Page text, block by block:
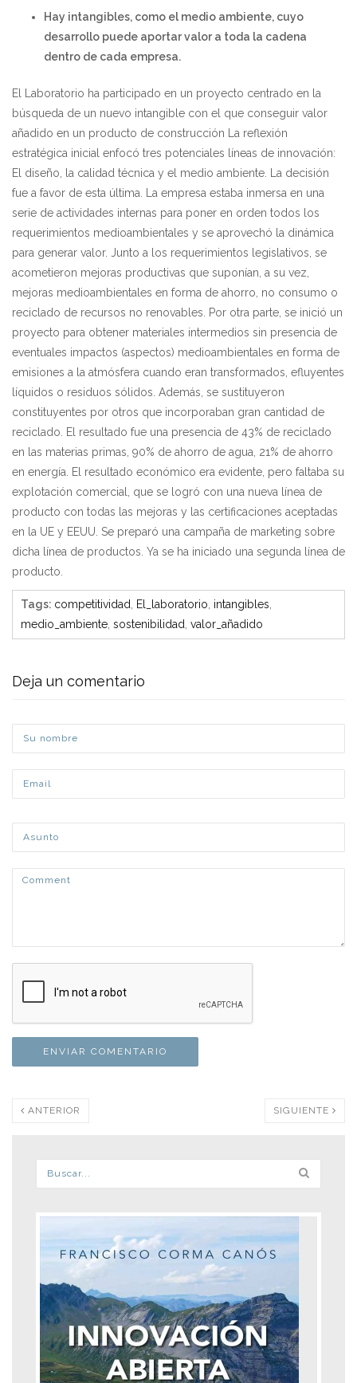
Hay intangibles, como el medio ambiente, cuyo
desarrollo puede aportar valor a toda la cadena
dentro de cada empresa.
El Laboratorio ha participado en un proyecto centrado en la
búsqueda de un nuevo intangible con el que conseguir valor
añadido en un producto de construcción La reflexión
estratégica inicial enfocó tres potenciales líneas de innovación:
El diseño, la calidad técnica y el medio ambiente. La decisión
fue a favor de esta última. La empresa estaba inmersa en una
serie de actividades internas para poner en orden todos los
requerimientos medioambientales y se aprovechó la dinámica
para generar valor. Junto a los requerimientos legislativos, se
acometieron mejoras productivas que suponían, a su vez,
mejoras medioambientales en forma de ahorro, no consumo o
reciclado de recursos no renovables. Por otra parte, se inició un
proyecto para obtener materiales intermedios sin presencia de
eventuales impactos (aspectos) medioambientales en forma de
emisiones a la atmósfera cuando eran transformados, efluyentes
líquidos o residuos sólidos. Además, se sustituyeron
constituyentes por otros que incorporaban gran cantidad de
reciclado. El resultado fue una presencia de 43% de reciclado
en las materias primas, 90% de ahorro de agua, 21% de ahorro
en energía. El resultado económico era evidente, pero faltaba su
explotación comercial, que se logró con una nueva línea de
producto con todas las mejoras y las certificaciones aceptadas
en la UE y EEUU. Se preparó una campaña de marketing sobre
dicha línea de productos. Ya se ha iniciado una segunda línea de
producto.
Tags: competitividad El_laboratorio intangibles
medio_ambiente sostenibilidad valor_añadido
Deja un comentario
ANTERIOR SIGUIENTE
Formulario de búsqueda